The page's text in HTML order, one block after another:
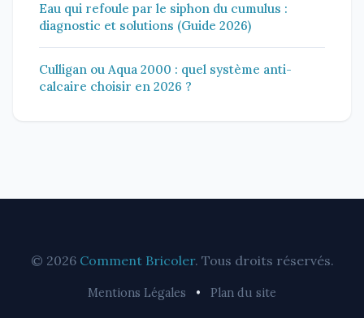
Eau qui refoule par le siphon du cumulus :
diagnostic et solutions (Guide 2026)
Culligan ou Aqua 2000 : quel système anti-
calcaire choisir en 2026 ?
© 2026 Comment Bricoler. Tous droits réservés.
Mentions Légales • Plan du site